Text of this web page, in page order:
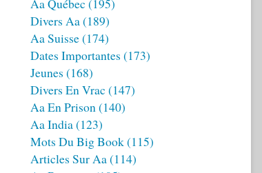
Aa Québec (195)
Divers Aa(189)
Aa Suisse(174)
Dates Importantes (173)
Jeunes (168)
Divers En Vrac (147)
Aa En Prison(140)
Aa India(123)
Mots Du Big Book(115)
Articles Sur Aa(114)